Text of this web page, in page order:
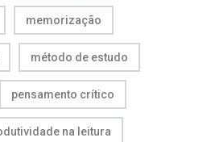
memorização
método de estudo
pensamento crítico
na leitura